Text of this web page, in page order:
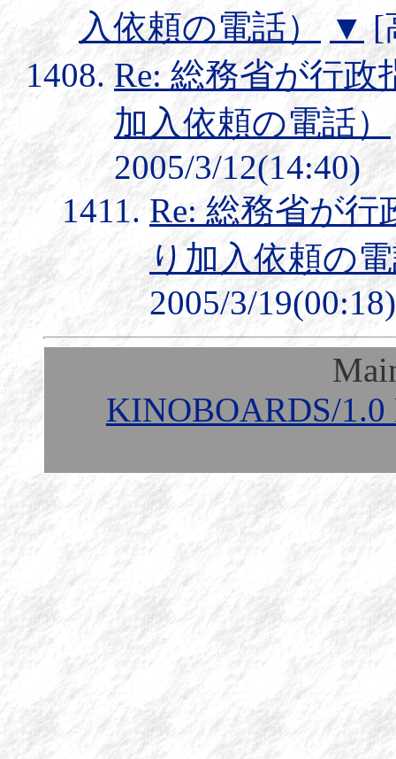
入依頼の電話）
▼ [
Re: 総務省が行政
加入依頼の電話）
2005/3/12(14:40)
Re: 総務省が行
り加入依頼の
2005/3/19(00:18)
KINOBOARDS/1.0